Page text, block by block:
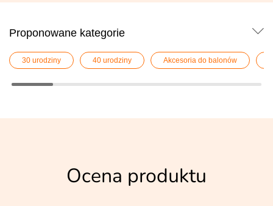
Proponowane kategorie
30 urodziny 40 urodziny Akcesoria do balonów
Ocena produktu